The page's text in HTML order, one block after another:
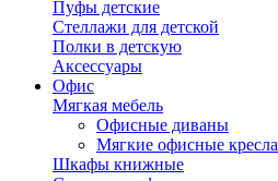
Пуфы детские
Стеллажи для детской
Полки в детскую
Аксессуары
Офис
Мягкая мебель
Офисные диваны
Мягкие офисные кресла
Шкафы книжные